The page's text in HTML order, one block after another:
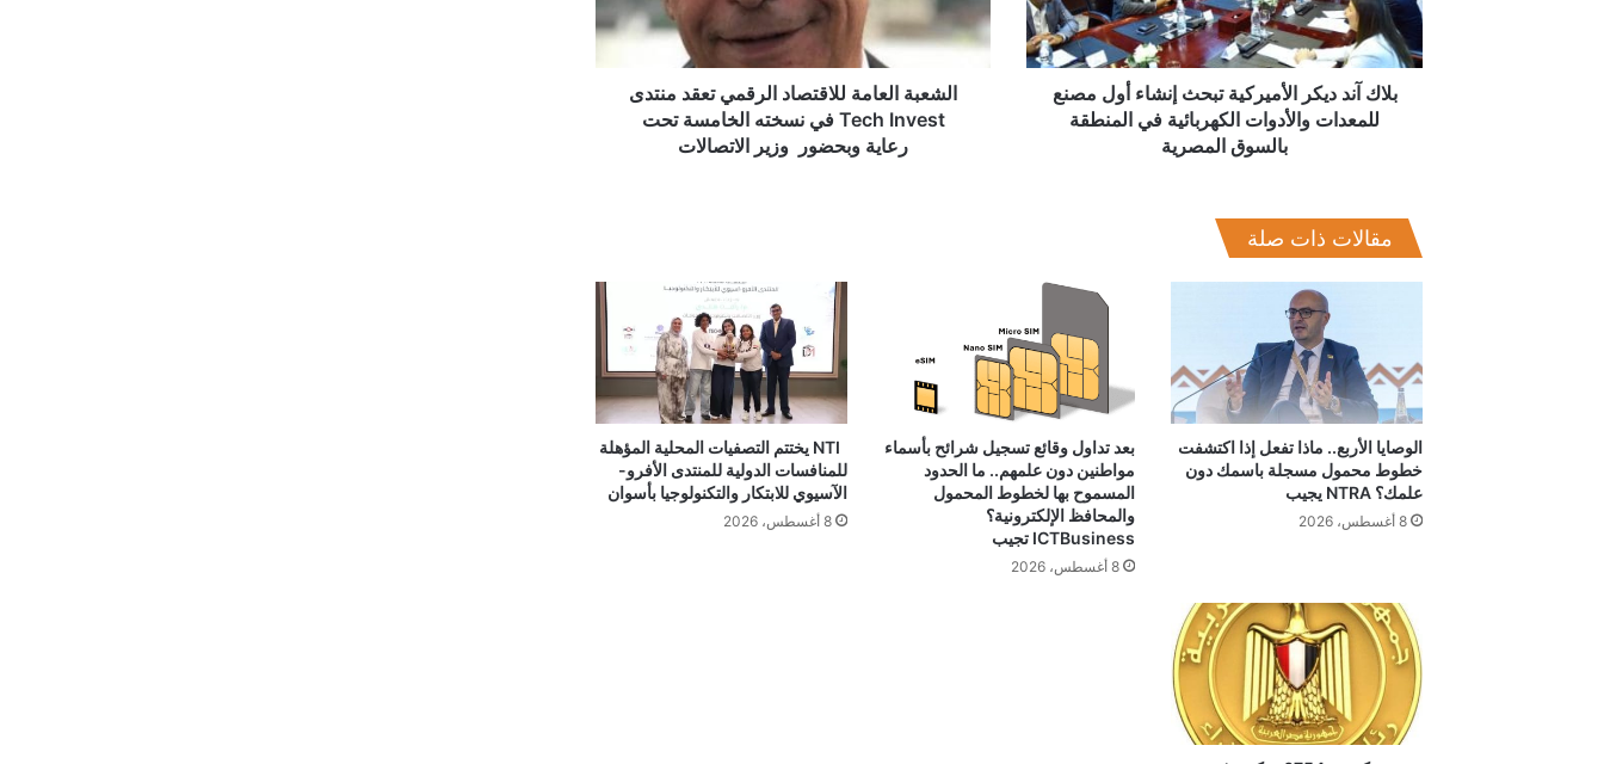
أول
مصنع
للمعدات
والأدوات
الكهربائية
المصرية
بلاك آند ديكر الأميركية تبحث إنشاء أول مصنع
للمعدات والأدوات الكهربائية في المنطقة
بالسوق المصرية
Tech
Invest
نسخته
الخامسة
الشعبة العامة للاقتصاد الرقمي تعقد منتدى
Tech Invest في نسخته الخامسة تحت
رعاية وبحضور وزير الاتصالات
مقالات ذات صلة
الوصايا الأربع.. ماذا تفعل إذا اكتشفت
خطوط محمول مسجلة باسمك دون
علمك؟ NTRA يجيب
8 أغسطس، 2026
بعد تداول وقائع تسجيل شرائح بأسماء
مواطنين دون علمهم.. ما الحدود
المسموح بها لخطوط المحمول
والمحافظ الإلكترونية؟
ICTBusiness تجيب
8 أغسطس، 2026
NTI يختتم التصفيات المحلية المؤهلة
للمنافسات الدولية للمنتدى الأفرو-
الآسيوي للابتكار والتكنولوجيا بأسوان
8 أغسطس، 2026